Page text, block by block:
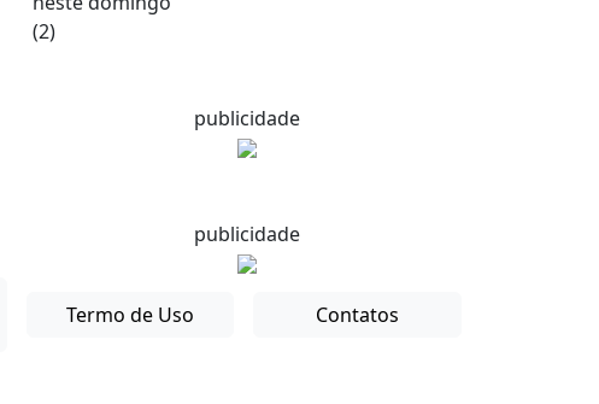
publicidade
publicidade
Termo de Uso Contatos